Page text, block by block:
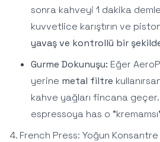
sonra kahveyi 1 dakika
kuvvetlice karıştırın ve
yavaş ve kontrollü bir
Gurme Dokunuşu: Eğer
yerine metal filtre
kahve yağları fincana
espressoya has o
4. French Press: Yoğun